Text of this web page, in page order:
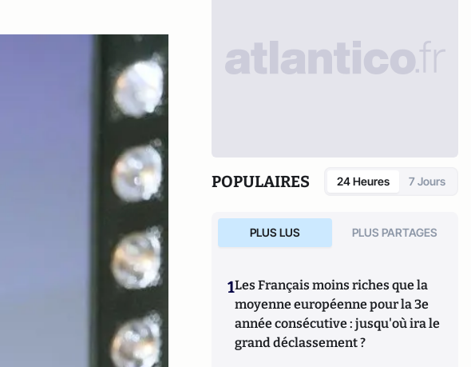
POPULAIRES 24 Heures 7 Jours
PLUS LUS PLUS PARTAGES
1Les Français moins riches que la
moyenne européenne pour la 3e
année consécutive : jusqu'où ira le
grand déclassement ?